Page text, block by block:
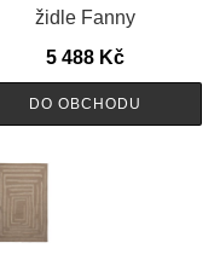
židle Fanny
5 488 Kč
DO OBCHODU